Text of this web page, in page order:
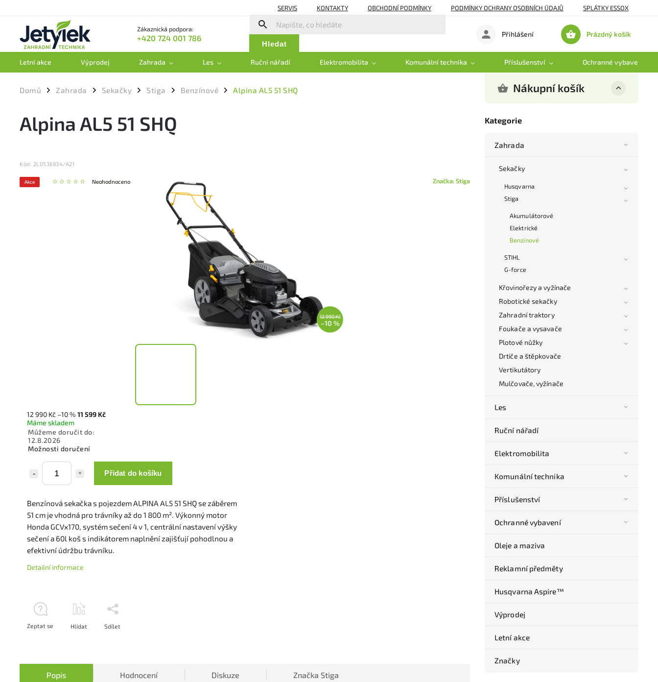
SERVIS KONTAKTY OBCHODNÍ PODMÍNKY PODMÍNKY OCHRANY OSOBNÍCH ÚDAJŮ SPLÁTKY ESSOX
Zákaznická podpora:
+420 724 001 786
Hledat
Nákupní
Prázdný košík
Přihlášení
Letní akce Výprodej Zahrada Les Ruční nářadí Elektromobilita Komunální technika Příslušenství Ochranné vybavení
Domů / Zahrada / Sekačky / Stiga / Benzínové / Alpina AL5 51 SHQ Nákupní košík
Kategorie
Zahrada
Sekačky
Husqvarna
Stiga
Akumulátorové
Elektrické
Benzínové
STIHL
G-force
Křovinořezy a vyžínače
Robotické sekačky
Zahradní traktory
Foukače a vysavače
Plotové nůžky
Drtiče a štěpkovače
Vertikutátory
Mulčovače, vyžínače
Les
Ruční nářadí
Elektromobilita
Komunální technika
Příslušenství
Ochranné vybavení
Oleje a maziva
Reklamní předměty
Husqvarna Aspire™
Výprodej
Letní akce
Značky
Alpina AL5 51 SHQ
Kód: 2L0536934/A21
Akce Neohodnoceno Značka:Stiga
12 990 Kč
–10 %
12 990 Kč –10 % 11 599 Kč
Máme skladem
Můžeme doručit do:
12.8.2026
Možnosti doručení
Přidat do košíku
Benzínová sekačka s pojezdem ALPINA AL5 51 SHQ se záběrem
51 cm je vhodná pro trávníky až do 1 800 m². Výkonný motor
Honda GCVx170, systém sečení 4 v 1, centrální nastavení výšky
sečení a 60l koš s indikátorem naplnění zajišťují pohodlnou a
efektivní údržbu trávníku.
Detailní informace
Zeptat se Hlídat Sdílet
Popis Hodnocení Diskuze Značka Stiga